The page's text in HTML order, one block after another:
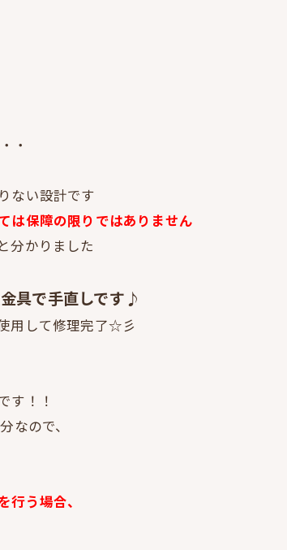
・
ない設計です
は保障の限りではありません
分かりました
具で手直しです♪
用して修理完了☆彡
す！！
なので、
う場合、